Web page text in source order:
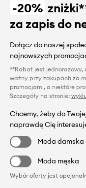
-20%
za zapis do
Dołącz do naszej
najnowszych
**Rabat jest jednorazowy,
ważny przy zakupach za
promocjami, a niektóre
Szczegóły na stronie:
Chcemy, żeby do
naprawdę Cię
Moda damska
Moda męska
Wybór oferty jest